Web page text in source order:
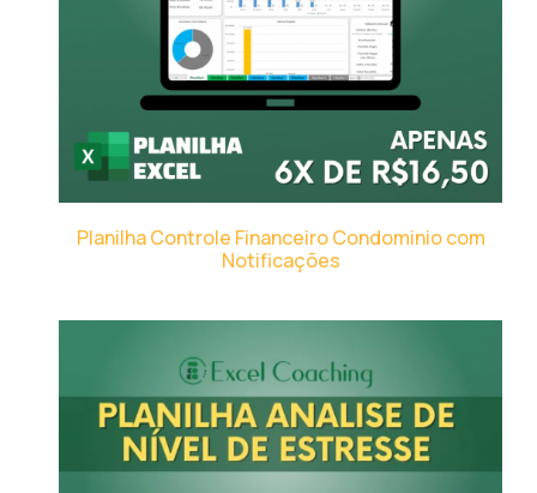
Planilha Controle Financeiro Condominio com
Notificações